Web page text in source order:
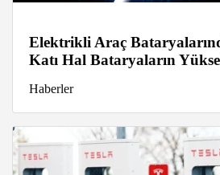
Elektrikli Araç
Katı Hal Bataryaların
Haberler